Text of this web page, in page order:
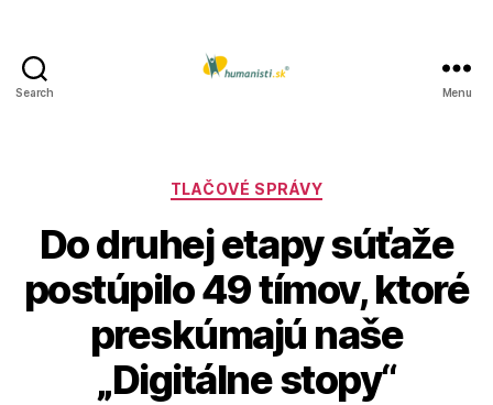
Search Menu
Kategórie
TLAČOVÉ SPRÁVY
Do druhej etapy súťaže
postúpilo 49 tímov, ktoré
preskúmajú naše
„Digitálne stopy“